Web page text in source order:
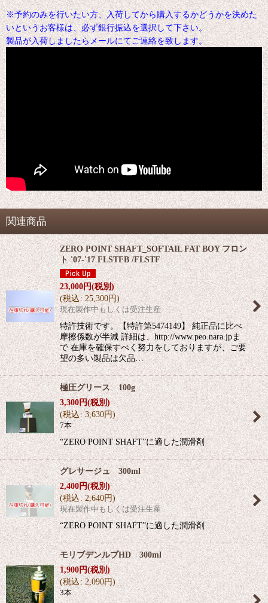
※予約のみを行いたい方、入荷してから購入するかどうかを決めた
いというお客様は、必ず銀行振込を選択して下さい。
製品が入荷しましたらメールにてご連絡を致します。
関連商品
ZERO POINT SHAFT_SOFTAIL FAT BOY フロン
ト '07-'17 FLSTFB /FLSTF
23,000円(税別)
(税込: 25,300円)
現在製作中もしくは受注生産
特許技術です。【特許第5474149】 純正品に比べ
摩擦係数が半減 詳細は、http://www.peo.nara.jpま
で 在庫を確保すべく努力をしておりますが、ご要
望の多い製品は欠品…
極圧グリース 100g
3,300円(税別)
(税込: 3,630円)
7本
“ZERO POINT SHAFT”に適した潤滑剤
グレサージュ 300ml
2,400円(税別)
(税込: 2,640円)
現在製作中もしくは受注生産
“ZERO POINT SHAFT”に適した潤滑剤
モリブデンルブHD 300ml
1,900円(税別)
(税込: 2,090円)
3本